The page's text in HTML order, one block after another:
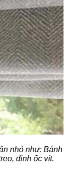
nhỏ như: Bánh
định ốc vít.